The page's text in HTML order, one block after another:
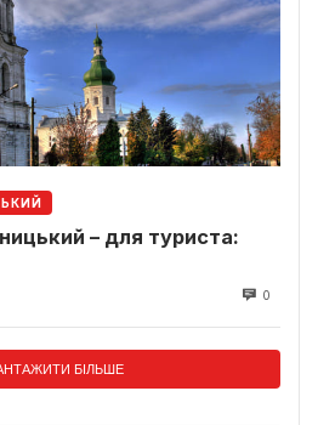
– для туриста:
0
БІЛЬШЕ